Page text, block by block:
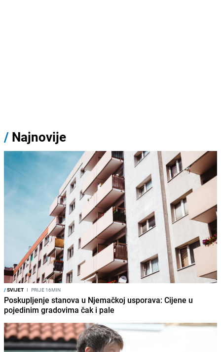
/ Najnovije
/SVIJET I PRIJE 16MIN
Poskupljenje stanova u Njemačkoj usporava: Cijene u
pojedinim gradovima čak i pale